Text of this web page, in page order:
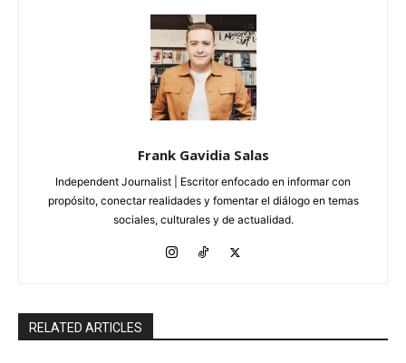
Frank Gavidia Salas
Independent Journalist | Escritor enfocado en informar con
propósito, conectar realidades y fomentar el diálogo en temas
sociales, culturales y de actualidad.
RELATED ARTICLES